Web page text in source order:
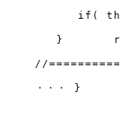
if(
}
//
・・・ }